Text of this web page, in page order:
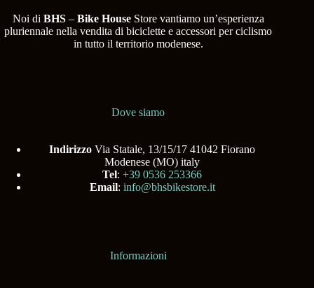
Noi di BHS– Bike HouseStore vantiamo un’esperienza
pluriennale nella vendita di biciclette e accessori per ciclismo
in tutto il territorio modenese.
Dove siamo
Indirizzo Via Statale, 13/15/17 41042 Fiorano
Modenese (MO) italy
Tel:+39 0536 253366
Email: info@bhsbikestore.it
Informazioni